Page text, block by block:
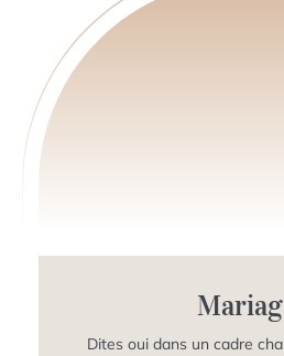
Dites oui dans un cadre